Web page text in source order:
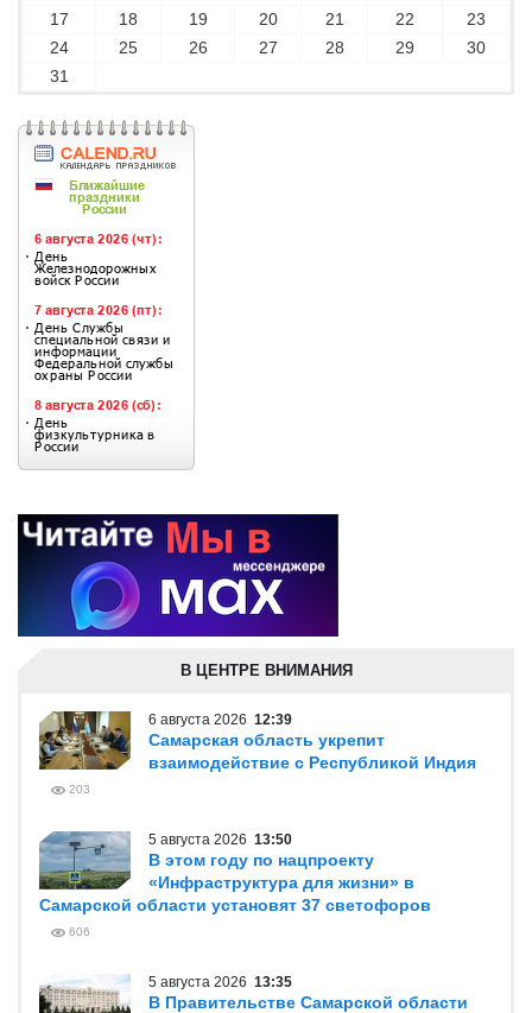
17 18 19 20 21 22
23
24
25 26 27 28 29
30
31
В ЦЕНТРЕ ВНИМАНИЯ
6 августа 2026 12:39
Самарская область укрепит
взаимодействие с Республикой Индия
203
5 августа 2026 13:50
В этом году по нацпроекту
«Инфраструктура для жизни» в
Самарской области установят 37 светофоров
606
5 августа 2026 13:35
В Правительстве Самарской области